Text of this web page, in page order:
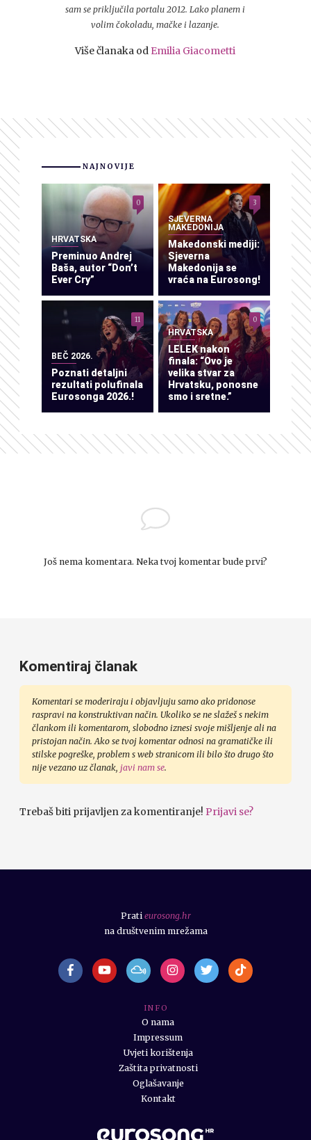
sam se priključila portalu 2012. Lako planem i
volim čokoladu, mačke i lazanje.
Više članaka od Emilia Giacometti
NAJNOVIJE
HRVATSKA
Preminuo Andrej
Baša, autor “Don’t
Ever Cry”
0
SJEVERNA
MAKEDONIJA
Makedonski mediji:
Sjeverna
Makedonija se
vraća na Eurosong!
3
BEČ 2026.
Poznati detaljni
rezultati polufinala
Eurosonga 2026.!
11
HRVATSKA
LELEK nakon
finala: “Ovo je
velika stvar za
Hrvatsku, ponosne
smo i sretne.”
0
Još nema komentara. Neka tvoj komentar bude prvi?
Komentiraj članak
Komentari se moderiraju i objavljuju samo ako pridonose
raspravi na konstruktivan način. Ukoliko se ne slažeš s nekim
člankom ili komentarom, slobodno iznesi svoje mišljenje ali na
pristojan način. Ako se tvoj komentar odnosi na gramatičke ili
stilske pogreške, problem s web stranicom ili bilo što drugo što
nije vezano uz članak, javi nam se.
Trebaš biti prijavljen za komentiranje! Prijavi se?
I N F O
O nama
Impressum
Uvjeti korištenja
Zaštita privatnosti
Oglašavanje
Kontakt
Prati eurosong.hr
na društvenim mrežama